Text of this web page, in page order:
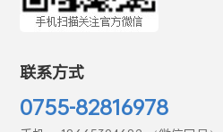
联系方式
0755-82816978